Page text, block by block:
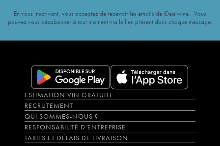
En vous inscrivant, vous acceptez de recevoir les emails de iDealwine. Vous
pouvez vous désabonner à tout moment via le lien présent dans chaque message.
ESTIMATION VIN GRATUITE
RECRUTEMENT
QUI SOMMES-NOUS ?
RESPONSABILITÉ D'ENTREPRISE
TARIFS ET DÉLAIS DE LIVRAISON